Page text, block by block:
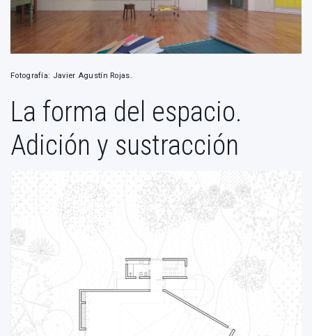
Fotografía: Javier Agustín Rojas.
La forma del espacio.
Adición y sustracción